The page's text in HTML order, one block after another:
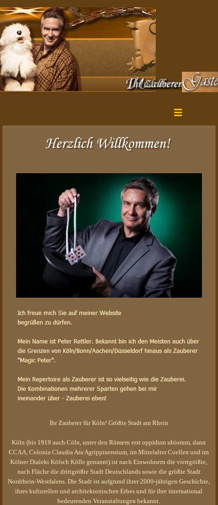
Ihr Zauberer für Köln! Größte Stadt am Rhein
Köln (bis 1919 auch Cöln, unter den Römern erst oppidum ubiorum, dann
CCAA, Colonia Claudia Ara Agrippinensium, im Mittelalter Coellen und im
Kölner Dialekt Kölsch Kölle genannt) ist nach Einwohnern die viertgrößte,
nach Fläche die drittgrößte Stadt Deutschlands sowie die größte Stadt
Nordrhein-Westfalens. Die Stadt ist aufgrund ihrer 2000-jährigen Geschichte,
ihres kulturellen und architektonischen Erbes und für ihre international
bedeutenden Veranstaltungen bekannt.